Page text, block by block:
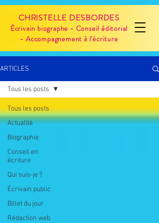
CHRISTELLE DESBORDES
Écrivain biographe - Conseil éditorial
- Accompagnement à l'écriture
ARTICLES
Tous les posts
Actualité
Biographie
Conseil en
écriture
Qui suis-je ?
Écrivain public
Billet du jour
Rédaction web
Tous les posts